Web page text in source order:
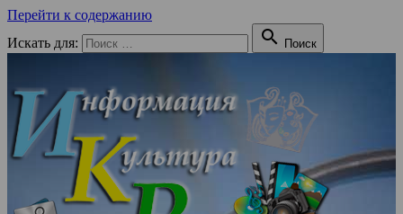
Перейти к содержанию
Искать для:
 Поиск